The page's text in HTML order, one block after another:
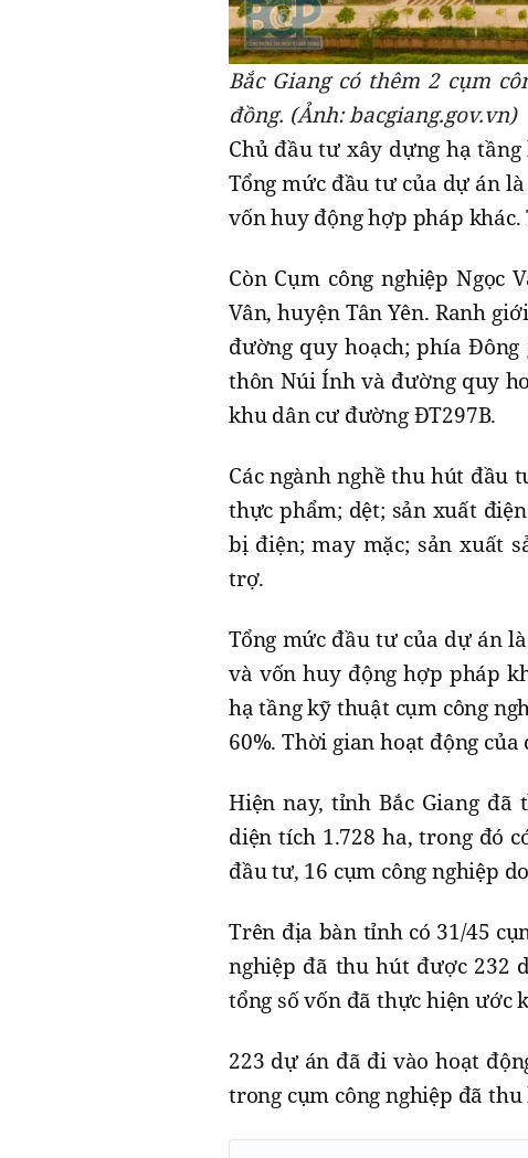
Bắc Giang có thêm 2 cụm
đồng. (Ảnh: bacgiang.gov.vn)
Chủ đầu tư xây dựng hạ tầng
Tổng mức đầu tư của dự án
vốn huy động hợp pháp
Còn Cụm công nghiệp Ngọc
Vân, huyện Tân Yên. Ranh
đường quy hoạch; phía
thôn Núi Ính và đường quy
khu dân cư đường ĐT297B.
Các ngành nghề thu hút đầu
thực phẩm; dệt; sản xuất
bị điện; may mặc; sản xuất
trợ.
Tổng mức đầu tư của dự án
và vốn huy động hợp pháp
hạ tầng kỹ thuật cụm công
60%. Thời gian hoạt động của
Hiện nay, tỉnh Bắc Giang đã
diện tích 1.728 ha, trong đó
đầu tư, 16 cụm công nghiệp
Trên địa bàn tỉnh có 31/45
nghiệp đã thu hút được 232
tổng số vốn đã thực hiện ước
223 dự án đã đi vào hoạt
trong cụm công nghiệp đã